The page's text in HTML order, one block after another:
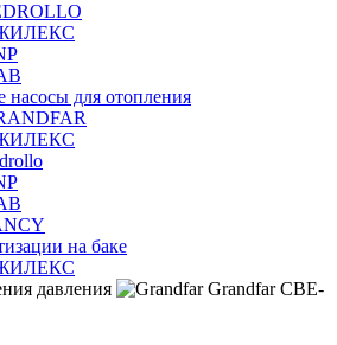
для отопления
на баке
давления
Grandfar CBE-